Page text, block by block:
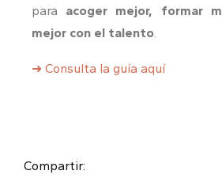
para acoger mejor, formar
mejor con el talento
➜ Consulta la guía aquí
Compartir: